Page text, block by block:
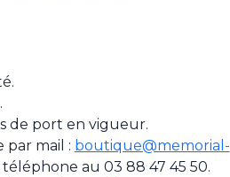
de port en vigueur.
par mail : boutique@memorial-
au 03 88 47 45 50.